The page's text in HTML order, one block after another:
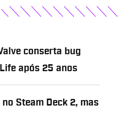
conserta bug
após 25 anos
Steam Deck 2, mas